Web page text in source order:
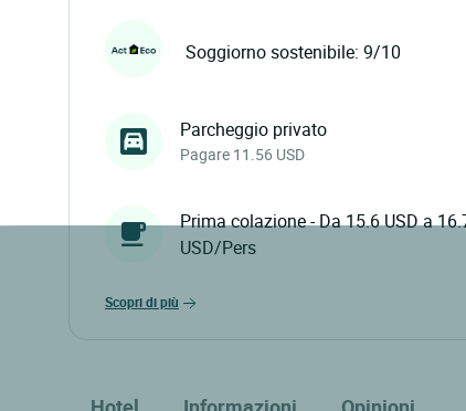
Soggiorno sostenibile: 9/10
Parcheggio privato
Pagare 11.56 USD
Prima colazione - Da 15.6 USD a
USD/Pers
scopri di più